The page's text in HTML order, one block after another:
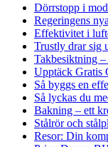
Dörrstopp i
Regeringens
Effektivitet i
Trustly drar sig
Takbesiktning
Upptäck Gratis
Så byggs en
Så lyckas du
Bakning – ett
Stålrör och
Resor: Din